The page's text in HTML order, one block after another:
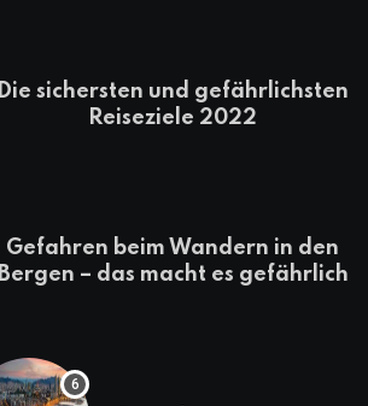
Die sichersten und gefährlichsten
Reiseziele 2022
Gefahren beim Wandern in den
Bergen – das macht es gefährlich